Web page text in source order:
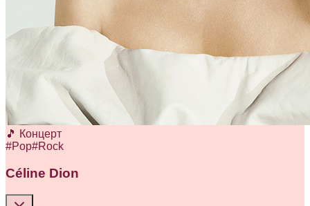
🎵 Концерт
#Pop#Rock
Céline Dion